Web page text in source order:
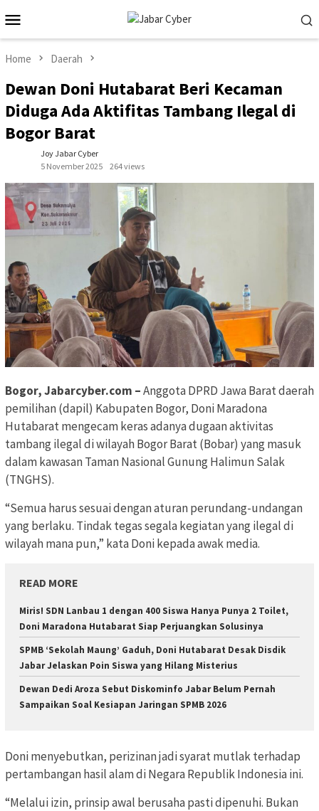
to
contentMenu
Home Daerah
Dewan Doni Hutabarat Beri Kecaman
Diduga Ada Aktifitas Tambang Ilegal di
Bogor Barat
Joy Jabar Cyber
5 November 2025
264 views
Bogor, Jabarcyber.com –Anggota DPRD Jawa Barat daerah
pemilihan (dapil) Kabupaten Bogor, Doni Maradona
Hutabarat mengecam keras adanya dugaan aktivitas
tambang ilegal di wilayah Bogor Barat (Bobar) yang masuk
dalam kawasan Taman Nasional Gunung Halimun Salak
(TNGHS).
“Semua harus sesuai dengan aturan perundang-undangan
yang berlaku. Tindak tegas segala kegiatan yang ilegal di
wilayah mana pun,” kata Doni kepada awak media.
READ MORE
Miris! SDN Lanbau 1 dengan 400 Siswa Hanya Punya 2 Toilet,
Doni Maradona Hutabarat Siap Perjuangkan Solusinya
SPMB ‘Sekolah Maung’ Gaduh, Doni Hutabarat Desak Disdik
Jabar Jelaskan Poin Siswa yang Hilang Misterius
Dewan Dedi Aroza Sebut Diskominfo Jabar Belum Pernah
Sampaikan Soal Kesiapan Jaringan SPMB 2026
Doni menyebutkan, perizinan jadi syarat mutlak terhadap
pertambangan hasil alam di Negara Republik Indonesia ini.
“Melalui izin, prinsip awal berusaha pasti dipenuhi. Bukan